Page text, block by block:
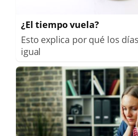
¿El tiempo vuela?
Esto explica por qué los
igual